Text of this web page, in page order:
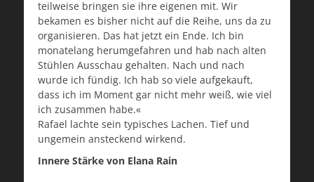
teilweise bringen sie ihre eigenen mit. Wir
bekamen es bisher nicht auf die Reihe, uns da zu
organisieren. Das hat jetzt ein Ende. Ich bin
monatelang herumgefahren und hab nach alten
Stühlen Ausschau gehalten. Nach und nach
wurde ich fündig. Ich hab so viele aufgekauft,
dass ich im Moment gar nicht mehr weiß, wie viel
ich zusammen habe.«
Rafael lachte sein typisches Lachen. Tief und
ungemein ansteckend wirkend.
Innere Stärke von Elana Rain